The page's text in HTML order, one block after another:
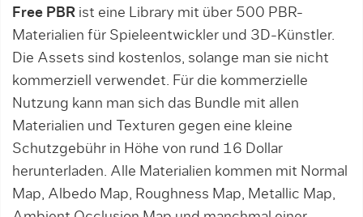
Free PBR ist eine Library mit über 500 PBR-
Materialien für Spieleentwickler und 3D-Künstler.
Die Assets sind kostenlos, solange man sie nicht
kommerziell verwendet. Für die kommerzielle
Nutzung kann man sich das Bundle mit allen
Materialien und Texturen gegen eine kleine
Schutzgebühr in Höhe von rund 16 Dollar
herunterladen. Alle Materialien kommen mit Normal
Map, Albedo Map, Roughness Map, Metallic Map,